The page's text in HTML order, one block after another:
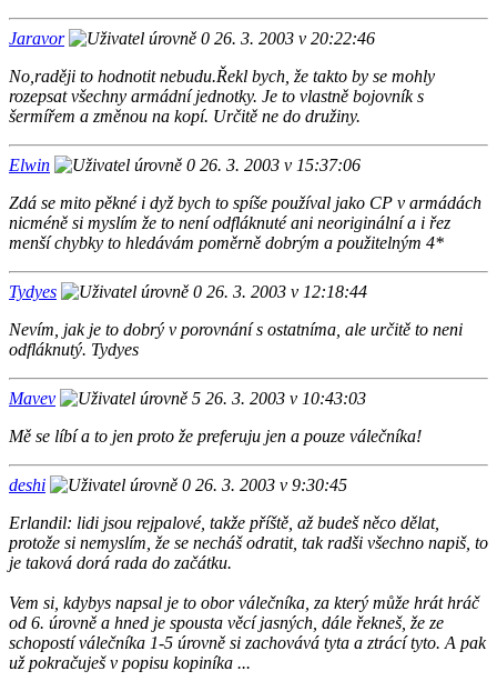
Jaravor
26. 3. 2003 v 20:22:46
No,raději to hodnotit nebudu.Řekl bych, že takto by se mohly
rozepsat všechny armádní jednotky. Je to vlastně bojovník s
šermířem a změnou na kopí. Určitě ne do družiny.
Elwin
26. 3. 2003 v 15:37:06
Zdá se mito pěkné i dyž bych to spíše používal jako CP v armádách
nicméně si myslím že to není odfláknuté ani neoriginální a i řez
menší chybky to hledávám poměrně dobrým a použitelným 4*
Tydyes
26. 3. 2003 v 12:18:44
Nevím, jak je to dobrý v porovnání s ostatníma, ale určitě to neni
odfláknutý. Tydyes
Mavev
26. 3. 2003 v 10:43:03
Mě se líbí a to jen proto že preferuju jen a pouze válečníka!
deshi
26. 3. 2003 v 9:30:45
Erlandil: lidi jsou rejpalové, takže příště, až budeš něco dělat,
protože si nemyslím, že se necháš odratit, tak radši všechno napiš, to
je taková dorá rada do začátku.
Vem si, kdybys napsal je to obor válečníka, za který může hrát hráč
od 6. úrovně a hned je spousta věcí jasných, dále řekneš, že ze
schopostí válečníka 1-5 úrovně si zachovává tyta a ztrácí tyto. A pak
už pokračuješ v popisu kopiníka ...